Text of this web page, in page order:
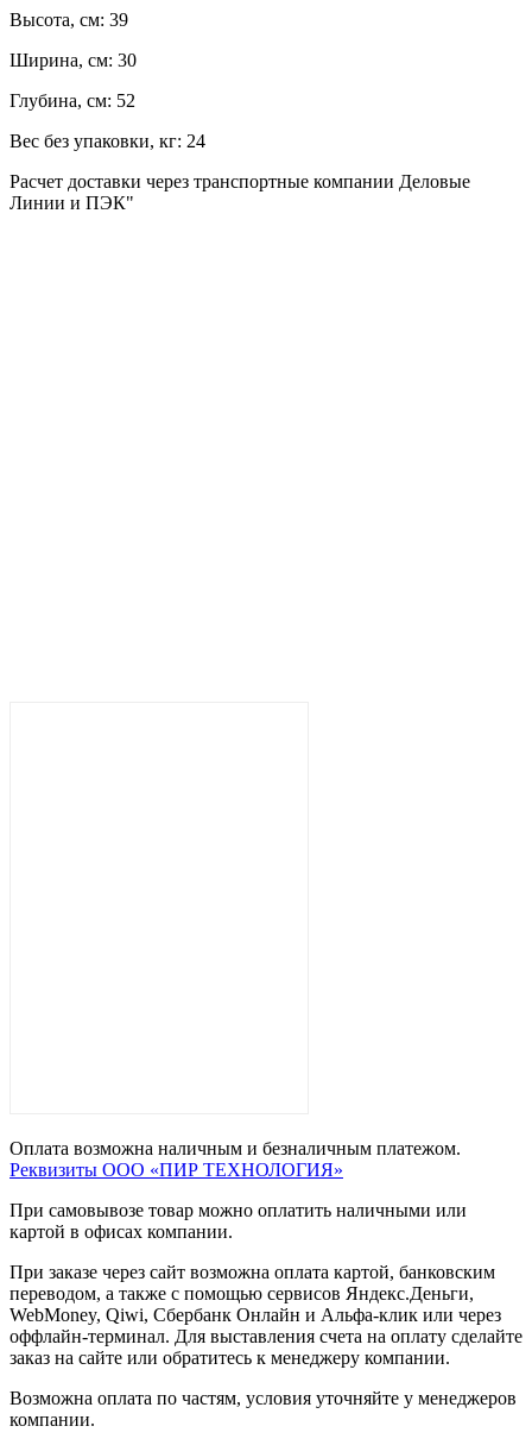
Высота, см: 39
Ширина, см: 30
Глубина, см: 52
Вес без упаковки, кг: 24
Расчет доставки через транспортные компании Деловые
Линии и ПЭК"
Оплата возможна наличным и безналичным платежом.
Реквизиты ООО «ПИР ТЕХНОЛОГИЯ»
При самовывозе товар можно оплатить наличными или
картой в офисах компании.
При заказе через сайт возможна оплата картой, банковским
переводом, а также с помощью сервисов Яндекс.Деньги,
WebMoney, Qiwi, Сбербанк Онлайн и Альфа-клик или через
оффлайн-терминал. Для выставления счета на оплату сделайте
заказ на сайте или обратитесь к менеджеру компании.
Возможна оплата по частям, условия уточняйте у менеджеров
компании.